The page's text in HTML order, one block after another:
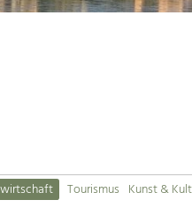
Tourismus Kunst &